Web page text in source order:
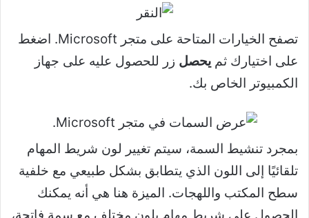
تصفح الخيارات المتاحة على متجر Microsoft. اضغط
على اختيارك ثم يحصل زر للحصول عليه على جهاز
الكمبيوتر الخاص بك.
بمجرد تنشيط السمة، سيتم تغيير لون شريط المهام
تلقائيًا إلى اللون الذي يتطابق بشكل طبيعي مع خلفية
سطح المكتب واللهجات. الميزة هنا هي أنه يمكنك
الحصول على شريط مهام بلون مختلف مع سمة فاتحة،